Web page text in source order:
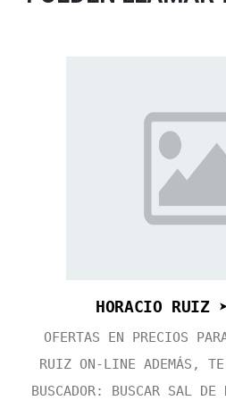
HORACIO
OFERTAS EN PRECIOS
RUIZ ON-LINE ADEMÁS,
BUSCADOR: BUSCAR SAL DE